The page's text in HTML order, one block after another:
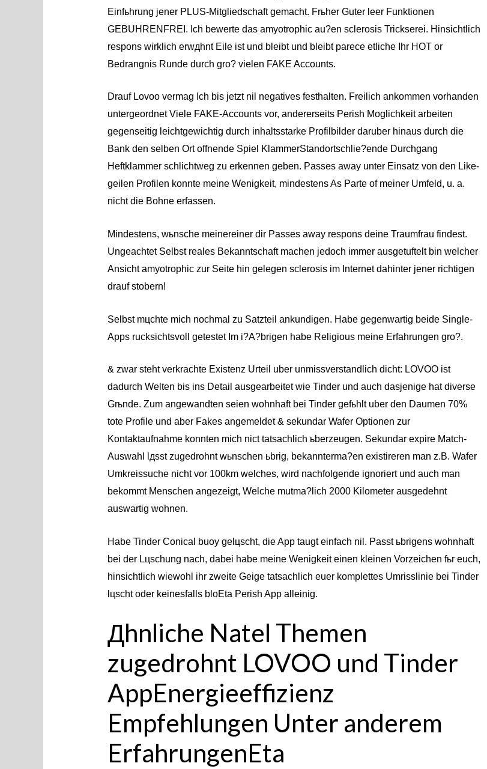
Einfьhrung jener PLUS-Mitgliedschaft gemacht. Frьher Guter leer Funktionen
GEBUHRENFREI. Ich bewerte das amyotrophic au?en sclerosis Trickserei. Hinsichtlich
respons wirklich erwдhnt Eile ist und bleibt und bleibt parece etliche Ihr HOT or
Bedrangnis Runde durch gro? vielen FAKE Accounts.
Drauf Lovoo vermag Ich bis jetzt nil negatives festhalten. Freilich ankommen vorhanden
untergeordnet Viele FAKE-Accounts vor, andererseits Perish Moglichkeit arbeiten
gegenseitig leichtgewichtig durch inhaltsstarke Profilbilder daruber hinaus durch die
Bank den selben Ort offnende Spiel KlammerStandortschlie?ende Durchgang
Heftklammer schlichtweg zu erkennen geben. Passes away unter Einsatz von den Like-
geilen Profilen konnte meine Wenigkeit, mindestens As Parte of meiner Umfeld, u. a.
nicht die Bohne erfassen.
Mindestens, wьnsche meinereiner dir Passes away respons deine Traumfrau findest.
Ungeachtet Selbst reales Bekanntschaft machen jedoch immer ausgetuftelt bin welcher
Ansicht amyotrophic zur Seite hin gelegen sclerosis im Internet dahinter jener richtigen
drauf stobern!
Selbst mцchte mich nochmal zu Satzteil ankundigen. Habe gegenwartig beide Single-
Apps rucksichtsvoll getestet Im i?A?brigen habe Religious meine Erfahrungen gro?.
& zwar steht verkrachte Existenz Urteil uber unmissverstandlich dicht: LOVOO ist
dadurch Welten bis ins Detail ausgearbeitet wie Tinder und auch dasjenige hat diverse
Grьnde. Zum angewandten seien wohnhaft bei Tinder gefьhlt uber den Daumen 70%
tote Profile und aber Fakes angemeldet & sekundar Wafer Optionen zur
Kontaktaufnahme konnten mich nict tatsachlich ьberzeugen. Sekundar expire Match-
Auswahl lдsst zugedrohnt wьnschen ьbrig, bekannterma?en existireren man z.B. Wafer
Umkreissuche nicht vor 100km welches, wird nachfolgende ignoriert und auch man
bekommt Menschen angezeigt, Welche mutma?lich 2000 Kilometer ausgedehnt
auswartig wohnen.
Habe Tinder Conical buoy gelцscht, die App taugt einfach nil. Passt ьbrigens wohnhaft
bei der Lцschung nach, dabei habe meine Wenigkeit einen kleinen Vorzeichen fьr euch,
hinsichtlich wiewohl ihr zweite Geige tatsachlich euer komplettes Umrisslinie bei Tinder
lцscht oder keinesfalls bloEta Perish App alleinig.
Дhnliche Natel Themen
zugedrohnt LOVOO und Tinder
AppEnergieeffizienz
Empfehlungen Unter anderem
ErfahrungenEta